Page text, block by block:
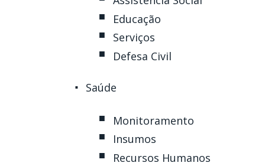
Educação
Serviços
Defesa Civil
Saúde
Monitoramento
Insumos
Recursos Humanos